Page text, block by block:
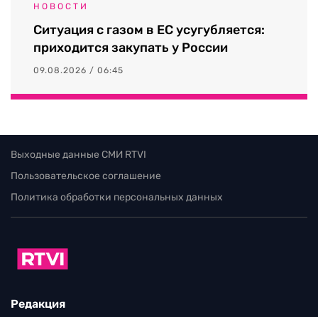
НОВОСТИ
Ситуация с газом в ЕС усугубляется:
приходится закупать у России
09.08.2026 / 06:45
Выходные данные СМИ RTVI
Пользовательское соглашение
Политика обработки персональных данных
Редакция